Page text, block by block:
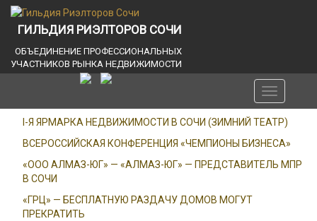
ГИЛЬДИЯ РИЭЛТОРОВ СОЧИ
ОБЪЕДИНЕНИЕ ПРОФЕССИОНАЛЬНЫХ
УЧАСТНИКОВ РЫНКА НЕДВИЖИМОСТИ
Toggle
navigation
I-Я ЯРМАРКА НЕДВИЖИМОСТИ В СОЧИ (ЗИМНИЙ ТЕАТР)
ВСЕРОССИЙСКАЯ КОНФЕРЕНЦИЯ «ЧЕМПИОНЫ БИЗНЕСА»
«ООО АЛМАЗ-ЮГ» — «АЛМАЗ-ЮГ» — ПРЕДСТАВИТЕЛЬ МПР
В СОЧИ
«ГРЦ» — БЕСПЛАТНУЮ РАЗДАЧУ ДОМОВ МОГУТ
ПРЕКРАТИТЬ